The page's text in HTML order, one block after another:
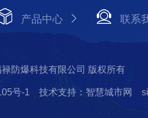
产品中心 联系
防爆科技有限公司 版权所有
号-1 技术支持：智慧城市网